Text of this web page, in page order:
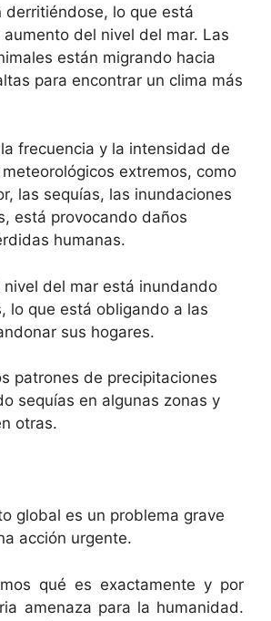
derritiéndose, lo que está
del nivel del mar. Las
están migrando hacia
para encontrar un clima más
frecuencia y la intensidad de
extremos, como
las sequías, las inundaciones
está provocando daños
humanas.
nivel del mar está inundando
lo que está obligando a las
sus hogares.
patrones de precipitaciones
sequías en algunas zonas y
otras.
global es un problema grave
acción urgente.
qué es exactamente y por
amenaza para la humanidad.